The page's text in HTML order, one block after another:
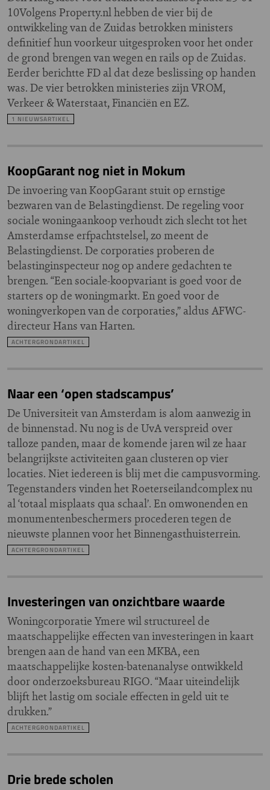
10Volgens Property.nl hebben de vier bij de
ontwikkeling van de Zuidas betrokken ministers
definitief hun voorkeur uitgesproken voor het onder
de grond brengen van wegen en rails op de Zuidas.
Eerder berichtte FD al dat deze beslissing op handen
was. De vier betrokken ministeries zijn VROM,
Verkeer & Waterstaat, Financiën en EZ.
1 NIEUWSARTIKEL
KoopGarant nog niet in Mokum
De invoering van KoopGarant stuit op ernstige
bezwaren van de Belastingdienst. De regeling voor
sociale woningaankoop verhoudt zich slecht tot het
Amsterdamse erfpachtstelsel, zo meent de
Belastingdienst. De corporaties proberen de
belastinginspecteur nog op andere gedachten te
brengen. “Een sociale-koopvariant is goed voor de
starters op de woningmarkt. En goed voor de
woningverkopen van de corporaties,” aldus AFWC-
directeur Hans van Harten.
ACHTERGRONDARTIKEL
Naar een ‘open stadscampus’
De Universiteit van Amsterdam is alom aanwezig in
de binnenstad. Nu nog is de UvA verspreid over
talloze panden, maar de komende jaren wil ze haar
belangrijkste activiteiten gaan clusteren op vier
locaties. Niet iedereen is blij met die campusvorming.
Tegenstanders vinden het Roeterseilandcomplex nu
al ‘totaal misplaats qua schaal’. En omwonenden en
monumentenbeschermers procederen tegen de
nieuwste plannen voor het Binnengasthuisterrein.
ACHTERGRONDARTIKEL
Investeringen van onzichtbare waarde
Woningcorporatie Ymere wil structureel de
maatschappelijke effecten van investeringen in kaart
brengen aan de hand van een MKBA, een
maatschappelijke kosten-batenanalyse ontwikkeld
door onderzoeksbureau RIGO. “Maar uiteindelijk
blijft het lastig om sociale effecten in geld uit te
drukken.”
ACHTERGRONDARTIKEL
Drie brede scholen